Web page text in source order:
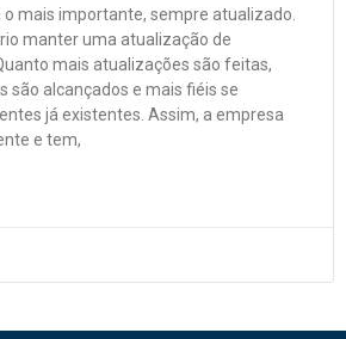
o mais importante, sempre atualizado.
manter uma atualização de
mais atualizações são feitas,
são alcançados e mais fiéis se
já existentes. Assim, a empresa
e tem,